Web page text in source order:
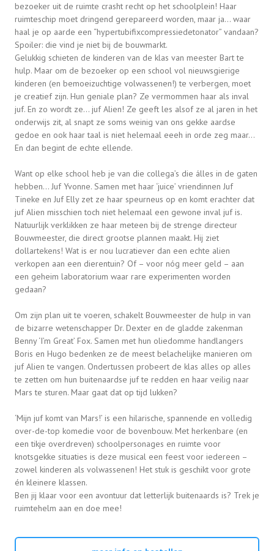
bezoeker uit de ruimte crasht recht op het schoolplein! Haar
ruimteschip moet dringend gerepareerd worden, maar ja… waar
haal je op aarde een “hypertubifixcompressiedetonator” vandaan?
Spoiler: die vind je niet bij de bouwmarkt.
Gelukkig schieten de kinderen van de klas van meester Bart te
hulp. Maar om de bezoeker op een school vol nieuwsgierige
kinderen (en bemoeizuchtige volwassenen!) te verbergen, moet
je creatief zijn. Hun geniale plan? Ze vermommen haar als inval
juf. En zo wordt ze… juf Alien! Ze geeft les alsof ze al jaren in het
onderwijs zit, al snapt ze soms weinig van ons gekke aardse
gedoe en ook haar taal is niet helemaal eeeh in orde zeg maar…
En dan begint de echte ellende.
Want op elke school heb je van die collega’s die álles in de gaten
hebben… Juf Yvonne. Samen met haar ‘juice’ vriendinnen Juf
Tineke en Juf Elly zet ze haar speurneus op en komt erachter dat
juf Alien misschien toch niet helemaal een gewone inval juf is.
Natuurlijk verklikken ze haar meteen bij de strenge directeur
Bouwmeester, die direct grootse plannen maakt. Hij ziet
dollartekens! Wat is er nou lucratiever dan een echte alien
verkopen aan een dierentuin? Of – voor nóg meer geld – aan
een geheim laboratorium waar rare experimenten worden
gedaan?
Om zijn plan uit te voeren, schakelt Bouwmeester de hulp in van
de bizarre wetenschapper Dr. Dexter en de gladde zakenman
Benny ‘I’m Great’ Fox. Samen met hun oliedomme handlangers
Boris en Hugo bedenken ze de meest belachelijke manieren om
juf Alien te vangen. Ondertussen probeert de klas alles op alles
te zetten om hun buitenaardse juf te redden en haar veilig naar
Mars te sturen. Maar gaat dat op tijd lukken?
‘Mijn juf komt van Mars!’ is een hilarische, spannende en volledig
over-de-top komedie voor de bovenbouw. Met herkenbare (en
een tikje overdreven) schoolpersonages en ruimte voor
knotsgekke situaties is deze musical een feest voor iedereen –
zowel kinderen als volwassenen! Het stuk is geschikt voor grote
én kleinere klassen.
Ben jij klaar voor een avontuur dat letterlijk buitenaards is? Trek je
ruimtehelm aan en doe mee!